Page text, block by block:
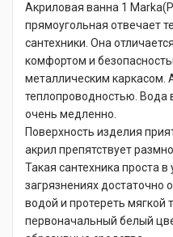
Акриловая ванна 1
прямоугольная отвечает
сантехники. Она
комфортом и
металлическим каркасом.
теплопроводностью. Вода
очень медленно.
Поверхность изделия
акрил препятствует
Такая сантехника проста
загрязнениях достаточно
водой и протереть мягкой
первоначальный белый